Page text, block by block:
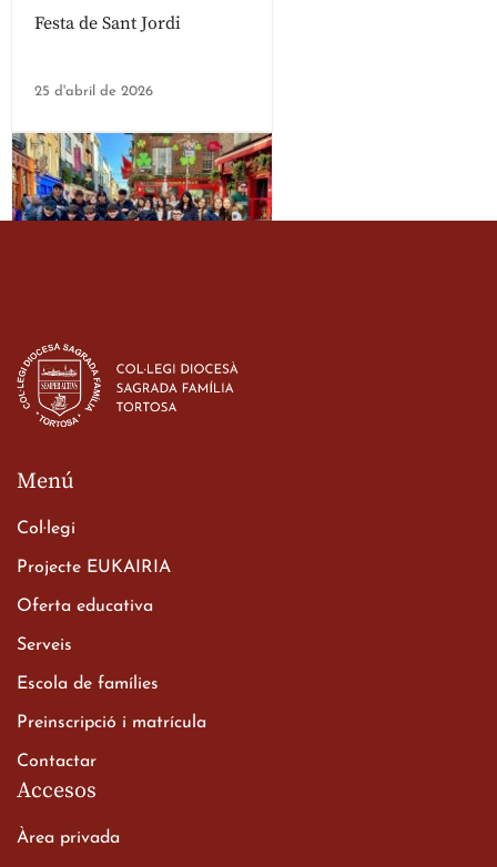
Festa de Sant Jordi
25 d'abril de 2026
d’ESO-BSD a Irlanda
23 de març de 2026
Xerrada del Sr. Bisbe als
Batxillerat
Menú
Col·legi
Projecte EUKAIRIA
Oferta educativa
Serveis
Escola de famílies
Preinscripció i matrícula
Contactar
Accesos
Àrea privada